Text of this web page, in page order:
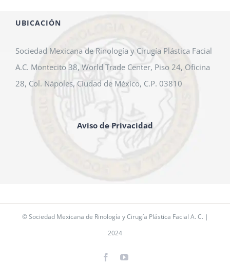
UBICACIÓN
Sociedad Mexicana de Rinología y Cirugía Plástica Facial
A.C. Montecito 38, World Trade Center, Piso 24, Oficina
28, Col. Nápoles, Ciudad de México, C.P. 03810
Aviso de Privacidad
© Sociedad Mexicana de Rinología y Cirugía Plástica Facial A. C. |
2024
FacebookYouTube